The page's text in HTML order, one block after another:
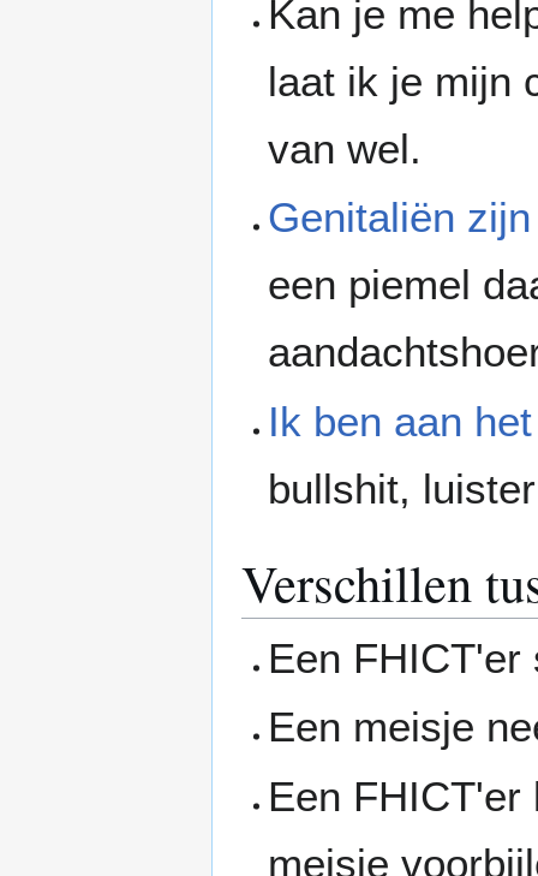
Kan je me
laat ik je mijn
van wel.
Genitaliën
een piemel
Ik ben aan
bullshit,
Verschillen
Een
Een meisje
Een
meisje